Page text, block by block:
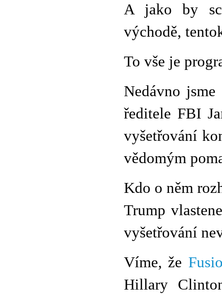
A jako by
východě,
To vše je
Nedávno
ředitele FBI
vyšetřování
vědomým
Kdo o něm
Trump
vyšetřování
Víme, že
Hillary